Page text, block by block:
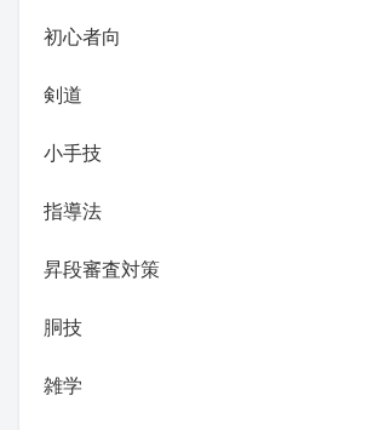
初心者向
剣道
小手技
指導法
昇段審査対策
胴技
雑学